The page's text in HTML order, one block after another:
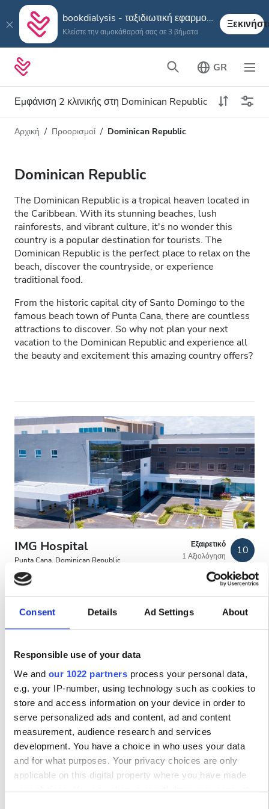
Consent Details Ad Settings About
Responsible use of your data
We and our 1022 partners process your personal data,
e.g. your IP-number, using technology such as cookies to
store and access information on your device in order to
serve personalized ads and content, ad and content
measurement, audience research and services
development. You have a choice in who uses your data
and for what purposes. Your privacy choices are only
applicable on this digital property where you have made
bookdialysis - ταξιδιωτική εφαρμογή
Κλείστε την αιμοκάθαρσή σας σε 3 βήματα
GR
Εμφάνιση 2 κλινικής στη Dominican Republic
Τύπος αιμοκάθαρσης
Όλες οι Αιμοκαθάρσεις
Αιμοκάθαρση HDF
Δέχεται
Ασθενείς με HIV
Ασθενείς με Ηπατίτιδα B
Ασθενείς με Ηπατίτιδα C
EHIC
Παροχές
Αναψυκτικά
Δωρεάν WiFi
Τηλεοπτικές Οθόνες
Δωρεάν Μεταφορά
Δωρεάν Στάθμευση
Τιμή
200 - 300 EUR
300+ EUR
Βάρδιες
Πρωί
Απόσταση
Τιμή
Αρχική Προορισμοί Dominican Republic
Dominican Republic
The Dominican Republic is a tropical heaven located in
the Caribbean. With its stunning beaches, lush
rainforests, and vibrant culture, it's no wonder this
country is a popular destination for tourists. The
Dominican Republic is the perfect place to relax on the
beach, discover the countryside, or experience
traditional food.
From the historic capital city of Santo Domingo to the
famous beach town of Punta Cana, there are countless
attractions to discover. So why not plan your next
vacation to the Dominican Republic and experience all
the beauty and excitement this amazing country offers?
IMG Hospital
Punta Cana, Dominican Republic
12.88 χλμ από το κέντρο της πόλης
Εξαιρετικό
1 Αξιολόγηση
10
Ανά θεραπεία
Αιμοκάθαρση HD €740
Κράτηση